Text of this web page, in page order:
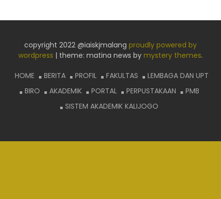
copyright 2022 @iaiskjmalang proudly powered by
wordpress | theme: matina news by mystery themes.
HOME BERITA PROFIL FAKULTAS
LEMBAGA DAN UPT
BIRO
AKADEMIK PORTAL PERPUSTAKAAN
PMB
SISTEM AKADEMIK KALIJOGO